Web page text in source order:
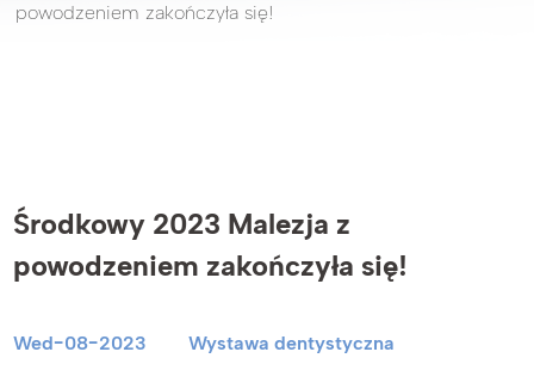
powodzeniem zakończyła się!
Środkowy 2023 Malezja z
powodzeniem zakończyła się!
Wed-08-2023 Wystawa dentystyczna